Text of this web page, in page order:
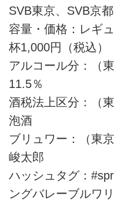
SVB東京、SVB京都
容量・価格：レギ
杯1,000円（税込）
アルコール分：（
11.5％
酒税法上区分：（
泡酒
ブリュワー：（東
峻太郎
ハッシュタグ：
ングバレーブルワ